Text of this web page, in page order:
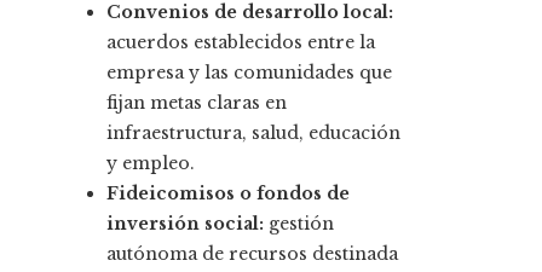
Convenios de desarrollo local:
acuerdos establecidos entre la
empresa y las comunidades que
fijan metas claras en
infraestructura, salud, educación
y empleo.
Fideicomisos o fondos de
inversión social: gestión
autónoma de recursos destinada